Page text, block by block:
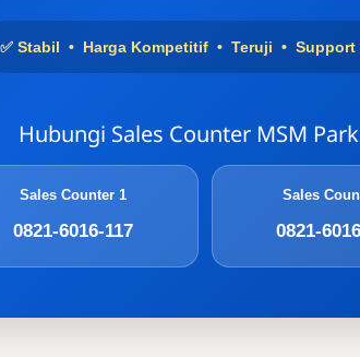
✅ Stabil • Harga Kompetitif • Teruji • Support
Hubungi Sales Counter MSM
Sales Counter 1
0821-6016-117
Sales
0821-